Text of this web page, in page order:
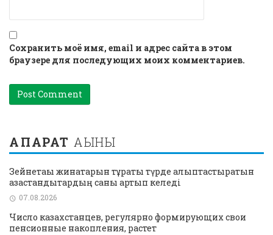
Сохранить моё имя, email и адрес сайта в этом
браузере для последующих моих комментариев.
АҚПАРАТ АҒЫНЫ
Зейнетақы жинақтарын тұрақты түрде қалыптастыратын
қазақстандықтардың саны артып келеді
07.08.2026
Число казахстанцев, регулярно формирующих свои
пенсионные накопления, растет